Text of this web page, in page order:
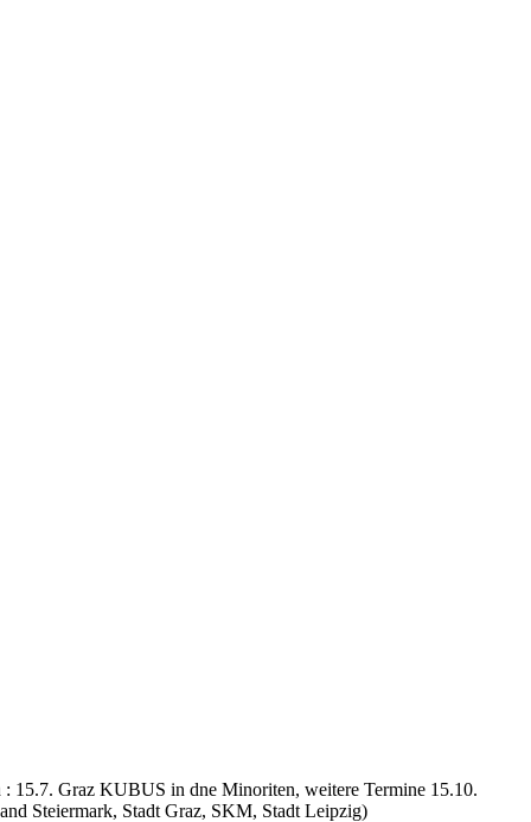
15.7. Graz KUBUS in dne Minoriten, weitere Termine 15.10.
Steiermark, Stadt Graz, SKM, Stadt Leipzig)